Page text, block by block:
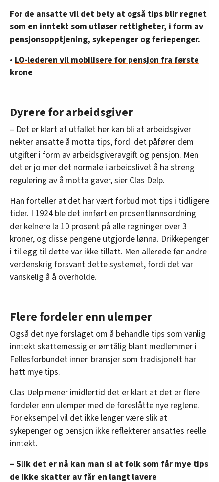
For de ansatte vil det bety at også tips blir regnet
som en inntekt som utløser rettigheter, i form av
pensjonsopptjening, sykepenger og feriepenger.
• LO-lederen vil mobilisere for pensjon fra første
krone
Dyrere for arbeidsgiver
– Det er klart at utfallet her kan bli at arbeidsgiver
nekter ansatte å motta tips, fordi det påfører dem
utgifter i form av arbeidsgiveravgift og pensjon. Men
det er jo mer det normale i arbeidslivet å ha streng
regulering av å motta gaver, sier Clas Delp.
Han forteller at det har vært forbud mot tips i tidligere
tider. I 1924 ble det innført en prosentlønnsordning
der kelnere la 10 prosent på alle regninger over 3
kroner, og disse pengene utgjorde lønna. Drikkepenger
i tillegg til dette var ikke tillatt. Men allerede før andre
verdenskrig forsvant dette systemet, fordi det var
vanskelig å å overholde.
Flere fordeler enn ulemper
Også det nye forslaget om å behandle tips som vanlig
inntekt skattemessig er ømtålig blant medlemmer i
Fellesforbundet innen bransjer som tradisjonelt har
hatt mye tips.
Clas Delp mener imidlertid det er klart at det er flere
fordeler enn ulemper med de foreslåtte nye reglene.
For eksempel vil det ikke lenger være slik at
sykepenger og pensjon ikke reflekterer ansattes reelle
inntekt.
– Slik det er nå kan man si at folk som får mye tips
de ikke skatter av får en langt lavere